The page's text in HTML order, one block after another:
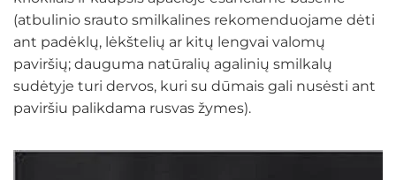
(atbulinio srauto smilkalines rekomenduojame dėti
ant padėklų, lėkštelių ar kitų lengvai valomų
paviršių; dauguma natūralių agalinių smilkalų
sudėtyje turi dervos, kuri su dūmais gali nusėsti ant
paviršiu palikdama rusvas žymes).